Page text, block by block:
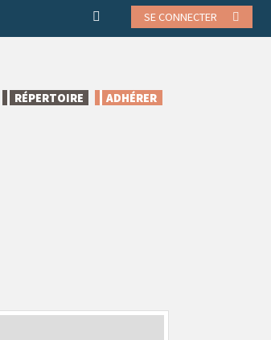
SE CONNECTER
RÉPERTOIRE ADHÉRER